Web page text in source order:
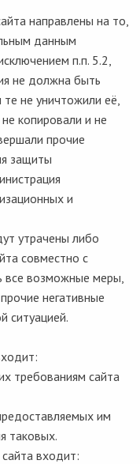
направлены на то,
данным
п.п. 5.2,
не должна быть
не уничтожили её,
копировали и не
прочие
защиты
и
утрачены либо
совместно с
все возможные меры,
негативные
ситуацией.
требованиям сайта
им
таковых.
входит: